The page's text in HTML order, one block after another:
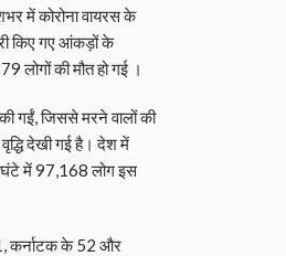
में कोरोना वायरस के
किए गए आंकड़ों के
की मौत हो गई ।
गईं, जिससे मरने वालों की
देखी गई है। देश में
घंटे में 97,168 लोग इस
कर्नाटक के 52 और